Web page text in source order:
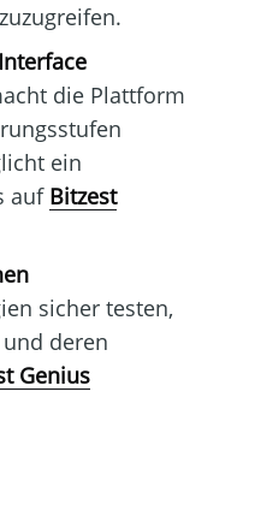
die Plattform
ein
auf Bitzest
sicher testen,
deren
Genius